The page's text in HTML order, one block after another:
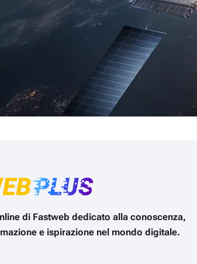
di Fastweb dedicato alla conoscenza,
e ispirazione nel mondo digitale.